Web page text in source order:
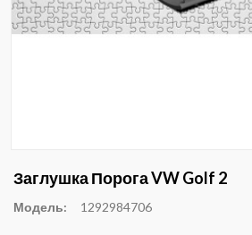
Заглушка Порога VW Golf 2
Модель: 1292984706